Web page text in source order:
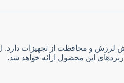
لرزش و محافظت از تجهیزات دارد.
این محصول ارائه خواهد شد.